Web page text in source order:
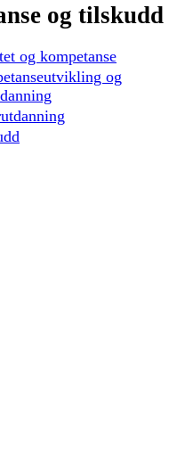
og tilskudd
og kompetanse
og